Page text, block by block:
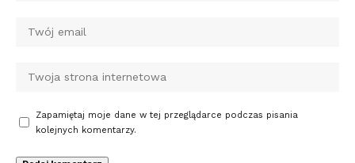
Zapamiętaj moje dane w tej przeglądarce podczas pisania
kolejnych komentarzy.